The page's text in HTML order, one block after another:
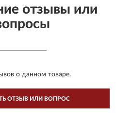
отзывы или
о данном товаре.
ОТЗЫВ ИЛИ ВОПРОС